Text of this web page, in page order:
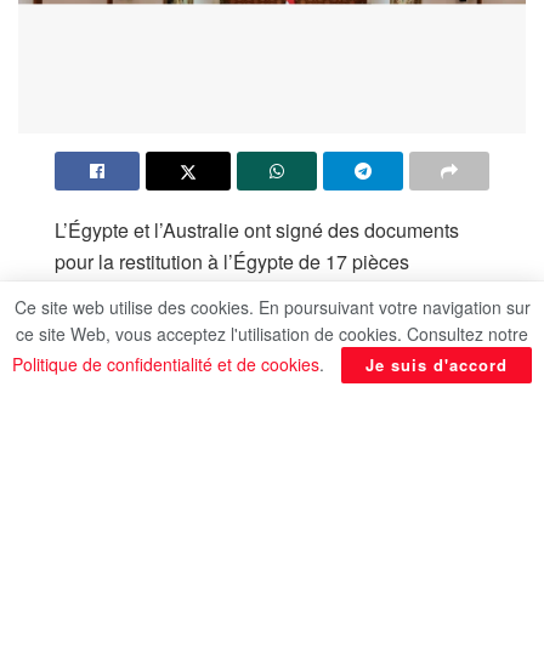
L’Égypte et l’Australie ont signé des documents
pour la restitution à l’Égypte de 17 pièces
différentes périodes de la civilisation égyptienne
antique.
Ce site web utilise des cookies. En poursuivant votre navigation sur
ce site Web, vous acceptez l'utilisation de cookies. Consultez notre
Politique de confidentialité et de cookies. Je suis d'accord